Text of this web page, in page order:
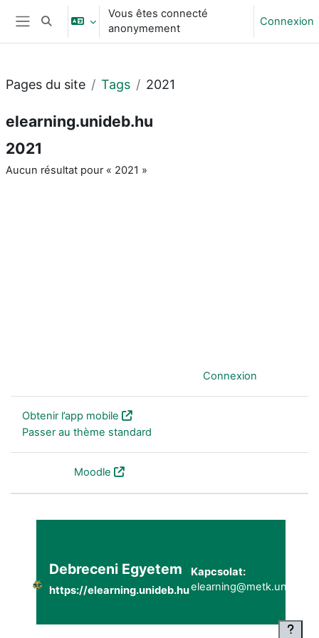
Passer au contenu principal
Panneau latéral
Activer/désactiver la saisie de recherche
Vous êtes connecté
anonymement
Connexion
Pages du site Tags 2021
elearning.unideb.hu
2021
Aucun résultat pour « 2021 »
Connexion
Obtenir l’app mobile
Passer au thème standard
Moodle
Debreceni Egyetem
https://elearning.unideb.hu
Kapcsolat: